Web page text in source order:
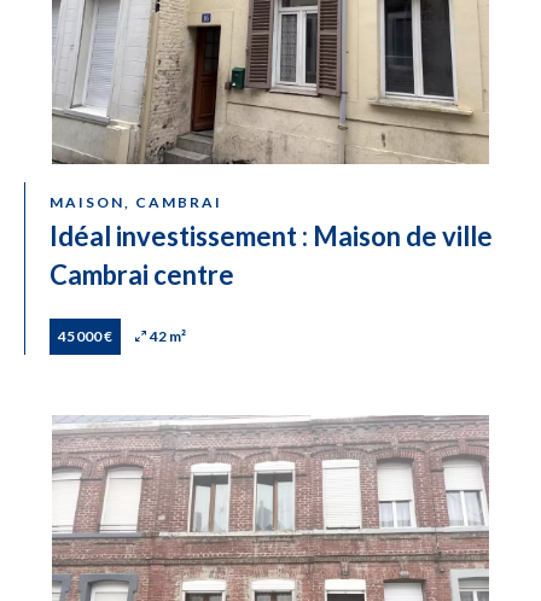
MAISON, CAMBRAI
Idéal investissement : Maison de ville
Cambrai centre
45 000 € 42 m²